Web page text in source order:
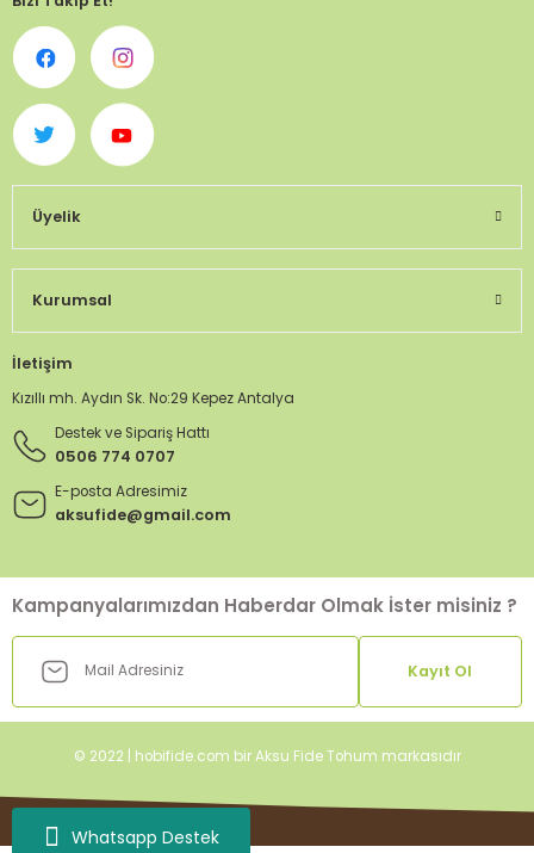
Whatsapp Destek
Üyelik
Kurumsal
İletişim
Kızıllı mh. Aydın Sk. No:29 Kepez Antalya
Destek ve Sipariş Hattı
0506 774 0707
E-posta Adresimiz
aksufide@gmail.com
Kampanyalarımızdan Haberdar Olmak İster misiniz ?
Kayıt Ol
© 2022 | hobifide.com bir Aksu Fide Tohum markasıdır